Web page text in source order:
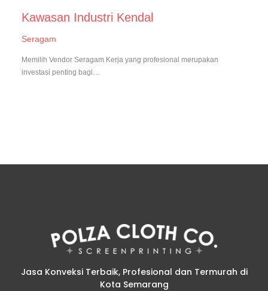
Kawasan Industri Kendal
Seragam
Memilih Vendor Seragam Kerja yang profesional merupakan
investasi penting bagi…
Jasa Konveksi Terbaik, Profesional dan Termurah di
Kota Semarang